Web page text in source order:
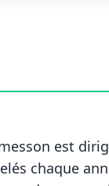
est
chaque